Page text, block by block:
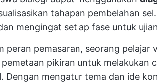
tahapan pembelahan
mengingat setiap fase untuk
peran pemasaran, seorang pelajar
pikiran untuk melakukan
Dengan mengatur tema dan ide